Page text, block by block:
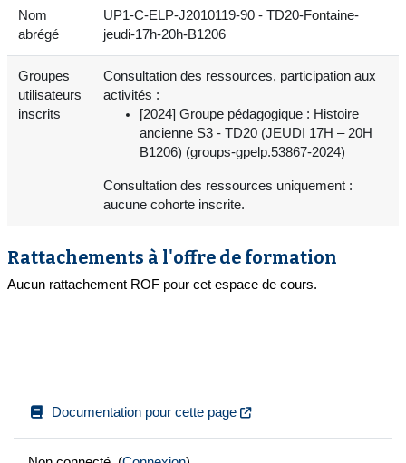
Nom
abrégé
UP1-C-ELP-J2010119-90 - TD20-Fontaine-
jeudi-17h-20h-B1206
Groupes
utilisateurs
inscrits
Consultation des ressources, participation aux
activités :
[2024] Groupe pédagogique : Histoire
ancienne S3 - TD20 (JEUDI 17H – 20H
B1206) (groups-gpelp.53867-2024)
Consultation des ressources uniquement :
aucune cohorte inscrite.
Rattachements à l'offre de formation
Aucun rattachement ROF pour cet espace de cours.
Documentation pour cette page